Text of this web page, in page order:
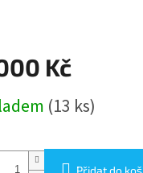
Kč
(13 ks)